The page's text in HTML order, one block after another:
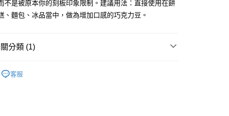
：只要手機號碼，簡訊認證，即可結帳。
：先確認商品／服務後，再付款。
帳方式選擇「AFTEE先享後付」後，將跳轉至「AFTEE先享後
頁面，進行簡訊認證並確認金額後，即可完成結帳。
網路銀行／等多元方式進行付款，方視為交易完成。
，滿NT$3,000(含以上)免運費
，滿NT$3,000(含以上)免運費
不是被原本你的刻板印象限制。建議用法：直接使用在餅
、麵包、冰品當中，做為增加口感的巧克力豆。
分類 (1)
客服